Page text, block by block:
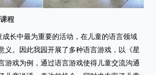
程
成长中最为重要的活动，在儿童的语言领域
义。 因此我园开展了多种语言游戏，以《星
游戏为例，通过语言游戏使得儿童交流沟通